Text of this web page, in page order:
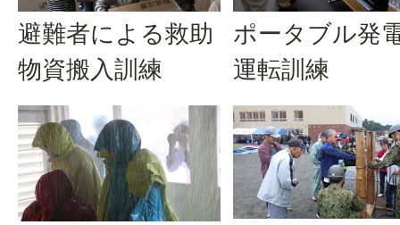
避難者による救助
物資搬入訓練
ポータブル発
運転訓練